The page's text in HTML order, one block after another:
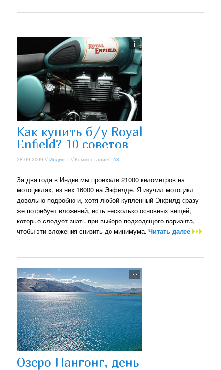
Как купить б/у Royal
Enfield? 10 советов
28.09.2009 //Индия » // Комментариев:48
За два года в Индии мы проехали 21000 километров на
мотоциклах, из них 16000 на Энфилде. Я изучил мотоцикл
довольно подробно и, хотя любой купленный Энфилд сразу
же потребует вложений, есть несколько основных вещей,
которые следует знать при выборе подходящего варианта,
чтобы эти вложения снизить до минимума.Читать далее
Озеро Пангонг, день